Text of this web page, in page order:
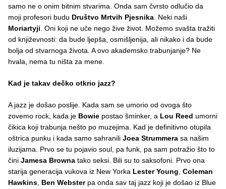
samo ne o onim bitnim stvarima. Onda sam čvrsto odlučio da
moji profesori budu Društvo Mrtvih Pjesnika. Neki naši
Moriartyji. Oni koji ne uče nego žive život. Možemo svašta tražiti
od književnosti: da bude ljepša, osmišljenija, ali nikako i da bude
bolja od stvarnoga života. A ovo akademsko trabunjanje? Ne
hvala, nema tu ništa za mene.
Kad je takav dečko otkrio jazz?
A jazz je došao poslije. Kada sam se umorio od ovoga što
zovemo rock, kada je Bowie postao šminker, a Lou Reed umorni
čikica koji trabunja nešto po muzejima. Kad je definitivno otupila
oštrica punku i kada samo sahranili Joea Strummera sa našim
iluzijama. Prvo se tu pojavio soul, pa funk, pa sam potražio što to
čini Jamesa Browna tako seksi. Bili su to saksofoni. Prvo ona
starija generacija vukova iz New Yorka Lester Young, Coleman
Hawkins, Ben Websterpa onda sav taj jazz koji je došao iz Blue